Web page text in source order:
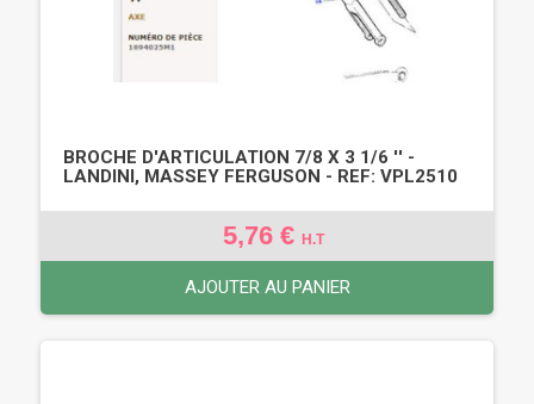
BROCHE D'ARTICULATION 7/8 X 3 1/6 '' -
LANDINI, MASSEY FERGUSON - REF: VPL2510
5,76 € H.T
AJOUTER AU PANIER